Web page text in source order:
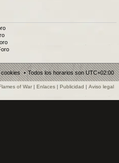
Todos los horarios sonUTC+02:00
of War | Enlaces | Publicidad | Aviso legal